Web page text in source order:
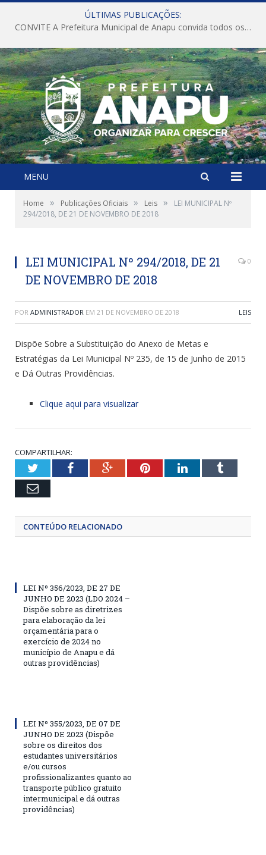
ÚLTIMAS PUBLICAÇÕES:
CONVITE A Prefeitura Municipal de Anapu convida todos os servidores públicos municipais para participarem da Audiência Pública de discussão da Lei de Diretrizes Orçamentárias (LDO), importante instrumento de planejamento das ações e investimentos da Administração Pública para o próximo exercício financeiro.
MENU
Home » Publicações Oficiais » Leis »
LEI MUNICIPAL Nº
294/2018, DE 21 DE NOVEMBRO DE 2018
LEI MUNICIPAL Nº 294/2018, DE 21
DE NOVEMBRO DE 2018
0
POR ADMINISTRADOR EM 21 DE NOVEMBRO DE 2018 LEIS
Dispõe Sobre a Substituição do Anexo de Metas e
Estratégias da Lei Municipal Nº 235, de 15 de Junho de 2015
e Dá Outras Providências.
Clique aqui para visualizar
COMPARTILHAR:
TwitterFacebookGoogle+PinterestLinkedInTumblr
Email
CONTEÚDO RELACIONADO
LEI Nº 356/2023, DE 27 DE
JUNHO DE 2023 (LDO 2024 –
Dispõe sobre as diretrizes
para elaboração da lei
orçamentária para o
exercício de 2024 no
município de Anapu e dá
outras providências)
LEI Nº 355/2023, DE 07 DE
JUNHO DE 2023 (Dispõe
sobre os direitos dos
estudantes universitários
e/ou cursos
profissionalizantes quanto ao
transporte público gratuito
intermunicipal e dá outras
providências)